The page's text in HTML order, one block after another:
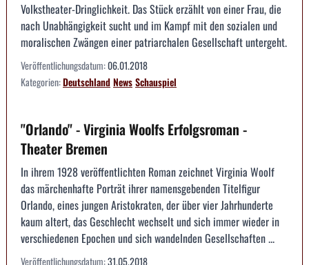
Volkstheater-Dringlichkeit. Das Stück erzählt von einer Frau, die
nach Unabhängigkeit sucht und im Kampf mit den sozialen und
moralischen Zwängen einer patriarchalen Gesellschaft untergeht.
Veröffentlichungsdatum:06.01.2018
Kategorien:DeutschlandNewsSchauspiel
"Orlando" - Virginia Woolfs Erfolgsroman -
Theater Bremen
In ihrem 1928 veröffentlichten Roman zeichnet Virginia Woolf
das märchenhafte Porträt ihrer namensgebenden Titelfigur
Orlando, eines jungen Aristokraten, der über vier Jahrhunderte
kaum altert, das Geschlecht wechselt und sich immer wieder in
verschiedenen Epochen und sich wandelnden Gesellschaften ...
Veröffentlichungsdatum:31.05.2018